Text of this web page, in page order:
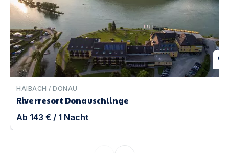
favorite
HAIBACH / DONAU
Riverresort Donauschlinge
Ab 143 € / 1 Nacht